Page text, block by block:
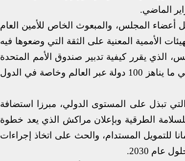
الماضي.
أعضاء المجلس، والمبعوث الخاص للأمين العام
الأممية المعنية على الثقة التي وضعوها فيه
الذي يقرر كيفية تدبير صندوق الأمم المتحدة
للسلامة المرورية، والذي مول حتى الآن مشاريع في ما يناهز 100 دولة عبر العالم وخاصة في الدول
تبذل على المستوى الدولي، مبرزا استضافة
للسلامة الطرقية وبإعلان مراكش الذي يعد خطوة
للتمويل المستدام، والحث على اتخاذ إجراءات
2030.